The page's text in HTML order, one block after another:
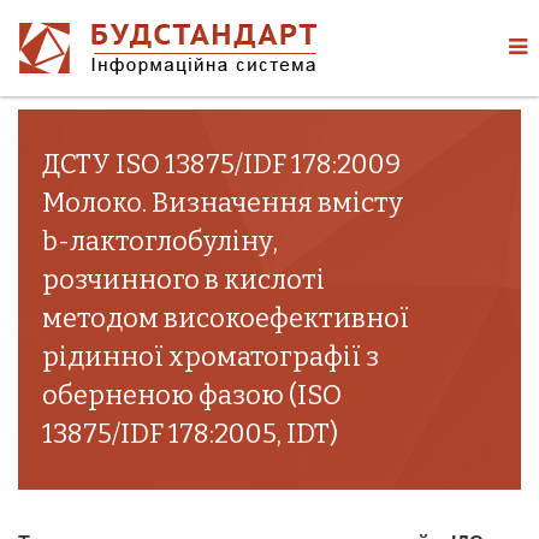
ДСТУ ISO 13875/IDF 178:2009
Молоко. Визначення вмісту
b-лактоглобуліну,
розчинного в кислоті
методом високоефективної
рідинної хроматографії з
оберненою фазою (ISO
13875/IDF 178:2005, IDT)